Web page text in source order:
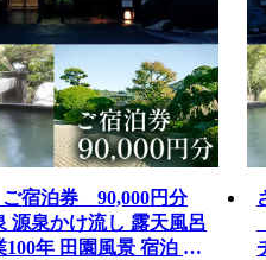
宿泊券 90,000円分
源泉かけ流し 露天風呂
年 田園風景 宿泊 旅